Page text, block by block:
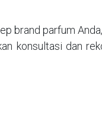
brand parfum
konsultasi dan